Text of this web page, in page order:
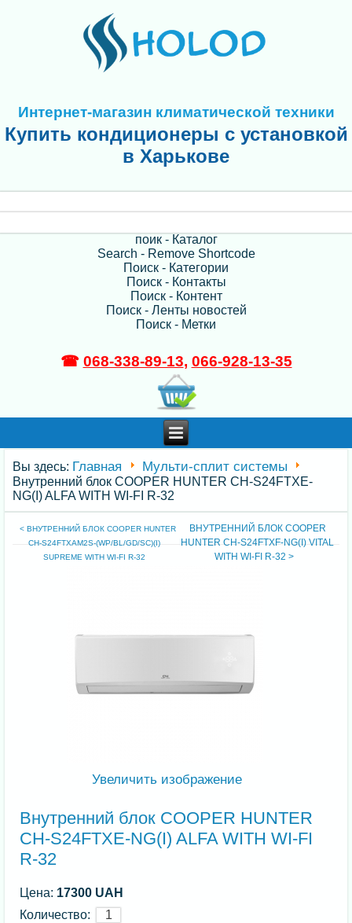
Интернет-магазин климатической техники
Купить кондиционеры с установкой
в Харькове
поик - Каталог
Search - Remove Shortcode
Поиск - Категории
Поиск - Контакты
Поиск - Контент
Поиск - Ленты новостей
Поиск - Метки
☎ 068-338-89-13, 066-928-13-35
Вы здесь: Главная Мульти-сплит системы
Внутренний блок COOPER HUNTER CH-S24FTXE-
NG(I) ALFA WITH WI-FI R-32
< ВНУТРЕННИЙ БЛОК COOPER HUNTER
CH-S24FTXAM2S-(WP/BL/GD/SC)(I)
SUPREME WITH WI-FI R-32
ВНУТРЕННИЙ БЛОК COOPER
HUNTER CH-S24FTXF-NG(I) VITAL
WITH WI-FI R-32 >
Увеличить изображение
Внутренний блок COOPER HUNTER
CH-S24FTXE-NG(I) ALFA WITH WI-FI
R-32
Цена: 17300 UAH
Количество: